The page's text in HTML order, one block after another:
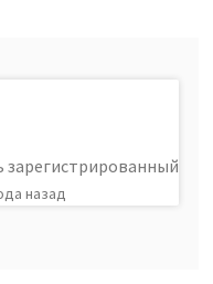
зарегистрированный
назад